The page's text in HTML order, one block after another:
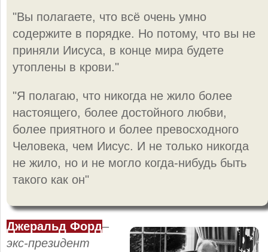
"Вы полагаете, что всё очень умно
содержите в порядке. Но потому, что вы не
приняли Иисуса, в конце мира будете
утоплены в крови."
"Я полагаю, что никогда не жило более
настоящего, более достойного любви,
более приятного и более превосходного
Человека, чем Иисус. И не только никогда
не жило, но и не могло когда-нибудь быть
такого как он"
Джеральд Форд–
экс-президент